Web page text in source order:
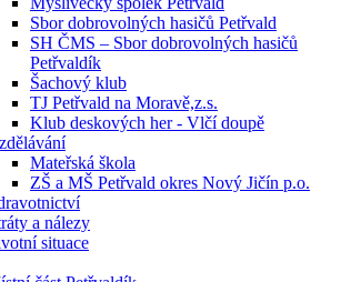
Sbor dobrovolných hasičů Petřvald
SH ČMS – Sbor dobrovolných hasičů
Petřvaldík
Šachový klub
TJ Petřvald na Moravě,z.s.
Klub deskových her - Vlčí doupě
Mateřská škola
ZŠ a MŠ Petřvald okres Nový Jičín p.o.
a nálezy
situace